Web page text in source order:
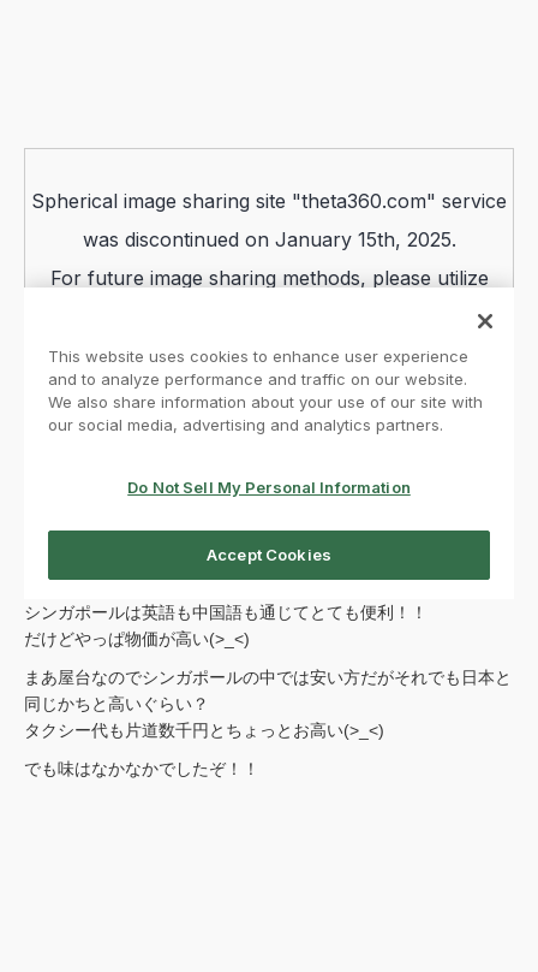
シンガポールは英語も中国語も通じてとても便利！！
だけどやっぱ物価が高い(>_<)
まあ屋台なのでシンガポールの中では安い方だがそれでも日本と
同じかちと高いぐらい？
タクシー代も片道数千円とちょっとお高い(>_<)
でも味はなかなかでしたぞ！！